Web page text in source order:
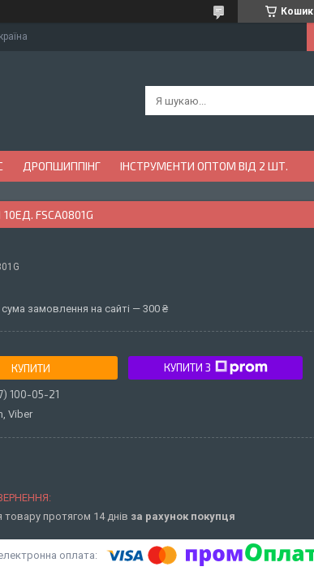
Кошик
ДРОПШИППІНГ ІНСТРУМЕНТИ ОПТОМ ВІД 2 ШТ.
FSCA0801G
замовлення на сайті — 300 ₴
КУПИТИ КУПИТИ З
100-05-21
Viber
товару протягом 14 днів за рахунок покупця